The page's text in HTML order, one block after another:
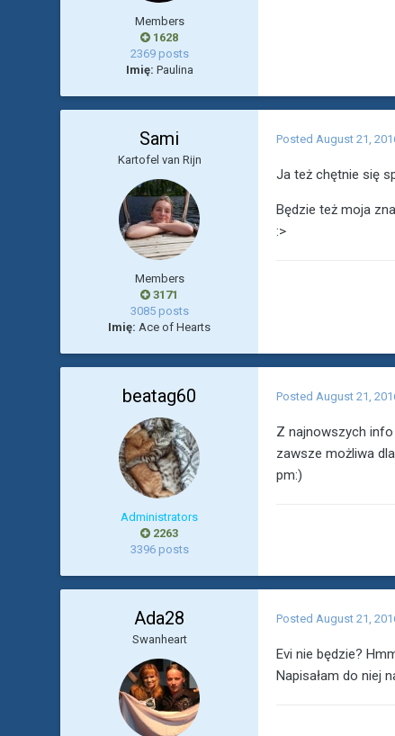
Members
1628
2369 posts
Imię: Paulina
Sami
Kartofel van Rijn
Members
3171
3085 posts
Imię: Ace of Hearts
Posted August 21,
Ja też chętnie się
Będzie też moja
:>
beatag60
Administrators
2263
3396 posts
Posted August 21,
Z najnowszych info
zawsze możliwa
pm:)
Ada28
Swanheart
Posted August 21,
Evi nie będzie?
Napisałam do niej